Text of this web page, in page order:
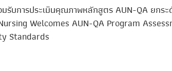
รับการประเมินคุณภาพหลักสูตร AUN-QA ยกระ
Welcomes AUN-QA Program
Standards